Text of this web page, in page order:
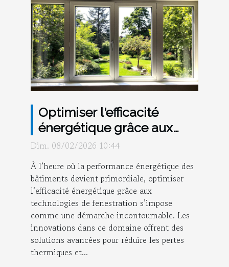
Optimiser l'efficacité
énergétique grâce aux
dernières technologies de
Dim. 08/02/2026 10:44
À l’heure où la performance énergétique des
bâtiments devient primordiale, optimiser
l’efficacité énergétique grâce aux
technologies de fenestration s’impose
comme une démarche incontournable. Les
innovations dans ce domaine offrent des
solutions avancées pour réduire les pertes
thermiques et...